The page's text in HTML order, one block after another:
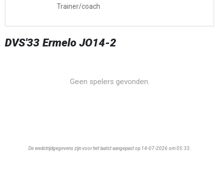
Trainer/coach
DVS'33 Ermelo JO14-2
Geen spelers gevonden.
De wedstrijdgegevens zijn voor het laatst aangepast op 14-07-2026 om 05:33.